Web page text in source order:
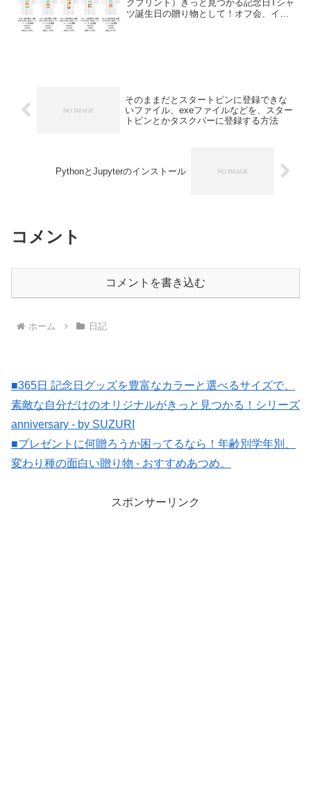
クプリント）きっと見つかる記念日Tシャ
ツ誕生日の贈り物として！オフ会、イベ
そのままだとスタートピンに登録できな
いファイル、exeファイルなどを、スター
トピンとかタスクバーに登録する方法
PythonとJupyterのインストール
コメント
コメントを書き込む
ホーム 日記
■365日 記念日グッズを豊富なカラーと選べるサイズで、
素敵な自分だけのオリジナルがきっと見つかる！シリーズ
anniversary - by SUZURI
■プレゼントに何贈ろうか困ってるなら！年齢別学年別、
変わり種の面白い贈り物 - おすすめあつめ。
スポンサーリンク